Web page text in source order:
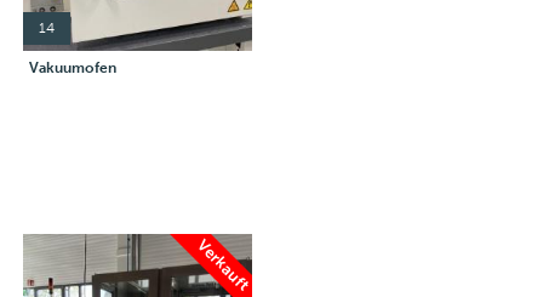
14
Vakuumofen
Verkauft